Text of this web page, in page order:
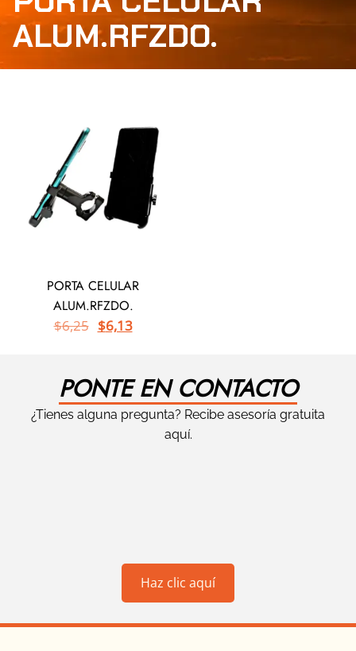
ALUM.RFZDO.
PORTA CELULAR
ALUM.RFZDO.
$6,25 $6,13
PONTE EN CONTACTO
¿Tienes alguna pregunta? Recibe asesoría gratuita
aquí.
Haz clic aquí